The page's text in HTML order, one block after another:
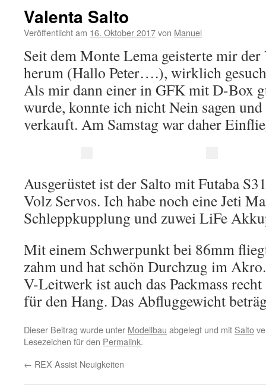
Valenta Salto
Veröffentlicht am 16. Oktober 2017von Manuel
Seit dem Monte Lema geisterte mir
herum (Hallo Peter….), wirklich
Als mir dann einer in GFK mit D-Box
wurde, konnte ich nicht Nein sagen
verkauft. Am Samstag war daher
Ausgerüstet ist der Salto mit Futaba
Volz Servos. Ich habe noch eine Jeti
Schleppkupplung und zuwei LiFe
Mit einem Schwerpunkt bei 86mm
zahm und hat schön Durchzug im
V-Leitwerk ist auch das Packmass
für den Hang. Das Abfluggewicht
Dieser Beitrag wurde unter Modellbau abgelegt und mit Salto
Lesezeichen für den Permalink.
← REX Assist Neuigkeiten